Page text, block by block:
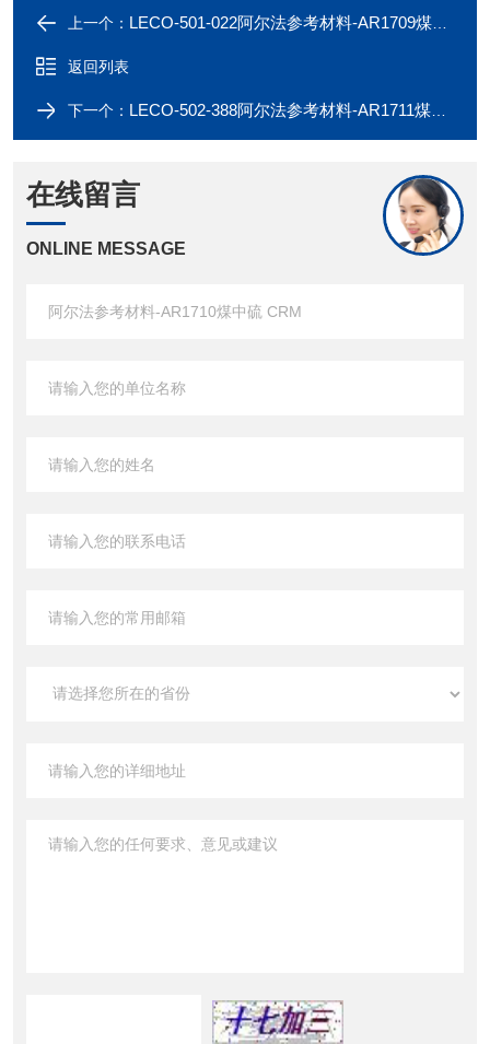
上一个： LECO-501-022阿尔法参考材料-AR1709煤中硫 CRM
返回列表
下一个： LECO-502-388阿尔法参考材料-AR1711煤中硫 CRM
在线留言
ONLINE MESSAGE